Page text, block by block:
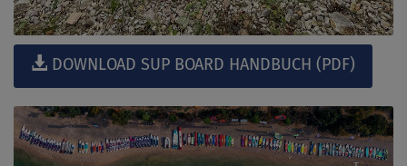
DOWNLOAD SUP BOARD HANDBUCH (PDF)